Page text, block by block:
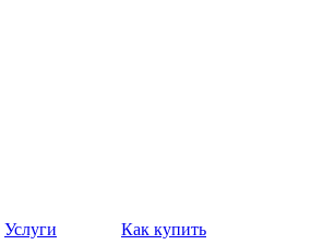
Услуги
Как купить